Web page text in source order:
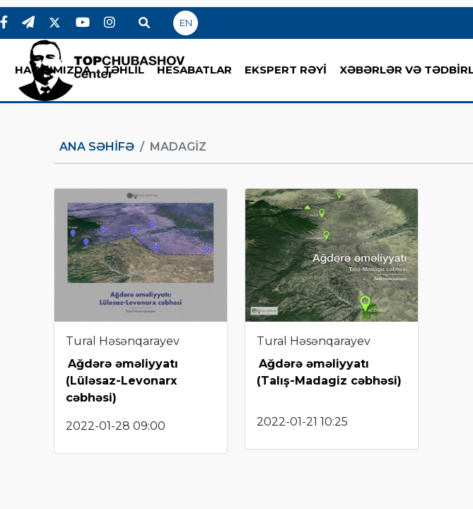
EN
HAQQIMIZDA TƏHLİL HESABATLAR EKSPERT RƏYİ XƏBƏRLƏR VƏ
ANA SƏHIFƏ MADAGIZ
Tural Həsənqarayev
Ağdərə əməliyyatı
(Lüləsaz-Levonarx
cəbhəsi)
2022-01-28 09:00
Tural Həsənqarayev
Ağdərə əməliyyatı
(Talış-Madagiz cəbhəsi)
2022-01-21 10:25